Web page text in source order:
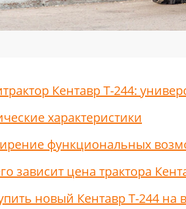
Кентавр Т-244:
характеристики
функциональных
зависит цена трактора
новый Кентавр Т-244 на